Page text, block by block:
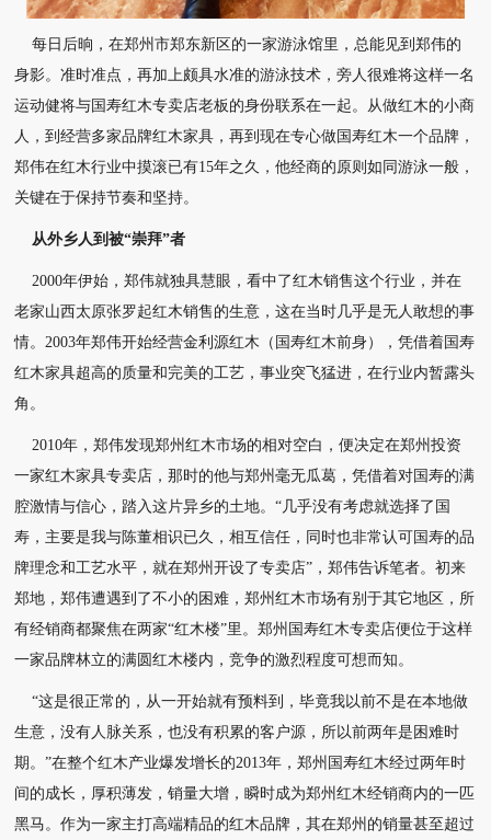
每日后晌，在郑州市郑东新区的一家游泳馆里，总能见到郑伟的
身影。准时准点，再加上颇具水准的游泳技术，旁人很难将这样一名
运动健将与国寿红木专卖店老板的身份联系在一起。 从做红木的小商
人，到经营多家品牌红木家具，再到现在专心做国寿红木一个品牌，
郑伟在红木行业中摸滚已有15年之久，他经商的原则如同游泳一般，
关键在于保持节奏和坚持。
从外乡人到被“崇拜”者
2000年伊始，郑伟就独具慧眼，看中了红木销售这个行业，并在
老家山西太原张罗起红木销售的生意，这在当时几乎是无人敢想的事
情。2003年郑伟开始经营金利源红木（国寿红木前身），凭借着国寿
红木家具超高的质量和完美的工艺，事业突飞猛进，在行业内暂露头
角。
2010年，郑伟发现郑州红木市场的相对空白，便决定在郑州投资
一家红木家具专卖店，那时的他与郑州毫无瓜葛，凭借着对国寿的满
腔激情与信心，踏入这片异乡的土地。“几乎没有考虑就选择了国
寿，主要是我与陈董相识已久，相互信任，同时也非常认可国寿的品
牌理念和工艺水平，就在郑州开设了专卖店”，郑伟告诉笔者。初来
郑地，郑伟遭遇到了不小的困难，郑州红木市场有别于其它地区，所
有经销商都聚焦在两家“红木楼”里。郑州国寿红木专卖店便位于这样
一家品牌林立的满圆红木楼内，竞争的激烈程度可想而知。
“这是很正常的，从一开始就有预料到，毕竟我以前不是在本地做
生意，没有人脉关系，也没有积 累的客户源，所以前两年是困难时
期。”在整个红木产业爆发增长的2013年，郑州国寿红木经过两年时
间的成长，厚积薄发，销量大增，瞬时成为郑州红木经销商内的一匹
黑马。作为一家主打高端精品的红木品牌，其在郑州的销量甚至超过